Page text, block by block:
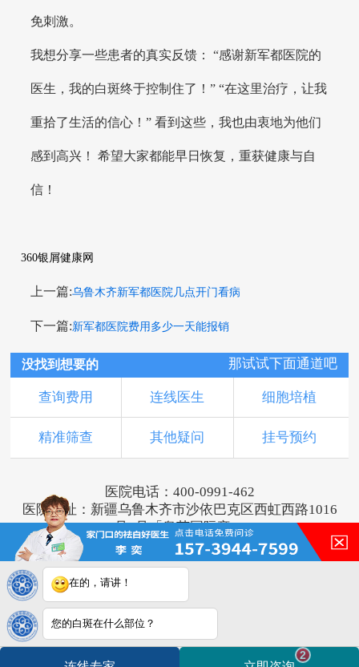
免刺激。
我想分享一些患者的真实反馈： “感谢新军都医院的
医生，我的白斑终于控制住了！” “在这里治疗，让我
重拾了生活的信心！” 看到这些，我也由衷地为他们
感到高兴！ 希望大家都能早日恢复，重获健康与自
信！
360银屑健康网
上一篇:乌鲁木齐新军都医院几点开门看病
下一篇:新军都医院费用多少一天能报销
没找到想要的 那试试下面通道吧
查询费用 连线医生 细胞培植
精准筛查 其他疑问 挂号预约
医院电话：400-0991-462
医院地址：新疆乌鲁木齐市沙依巴克区西虹西路1016
号1号「奥莱国际旁」
版权所有：乌鲁木齐新军都皮肤病医院
新ICP备16001749号-2
注：本网站信息仅供参考，不能作为诊断及医疗依
据，服用药物或进行治疗时请遵医嘱。如有转载或引
用文章涉及版权问题，请与我们联系。
在的，请讲！
您的白斑在什么部位？
2